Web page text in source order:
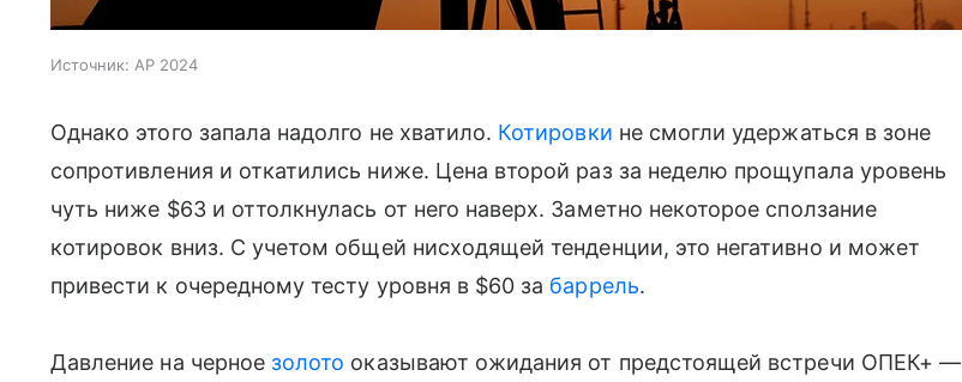
Источник: AP 2024
Однако этого запала надолго не хватило. Котировки не смогли удержаться в зоне
сопротивления и откатились ниже. Цена второй раз за неделю прощупала уровень
чуть ниже $63 и оттолкнулась от него наверх. Заметно некоторое сползание
котировок вниз. С учетом общей нисходящей тенденции, это негативно и может
привести к очередному тесту уровня в $60 за баррель.
Давление на черное золото оказывают ожидания от предстоящей встречи ОПЕК+ —